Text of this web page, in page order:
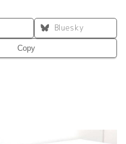
Bluesky
Copy